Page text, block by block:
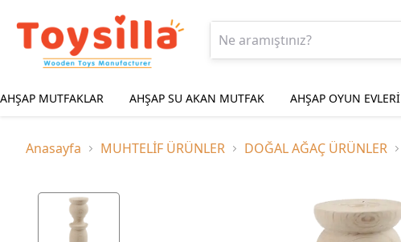
AHŞAP MUTFAKLAR AHŞAP SU AKAN MUTFAK AHŞAP OYUN EVLERİ
Anasayfa MUHTELİF ÜRÜNLER DOĞAL AĞAÇ ÜRÜNLER